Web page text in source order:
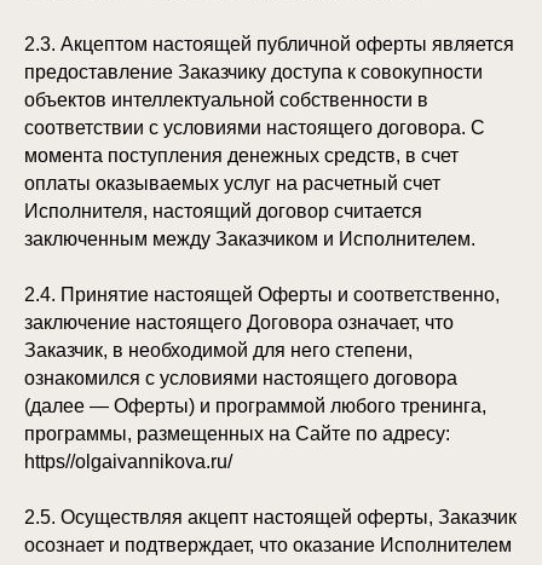
2.3. Акцептом настоящей публичной оферты является
предоставление Заказчику доступа к совокупности
объектов интеллектуальной собственности в
соответствии с условиями настоящего договора. С
момента поступления денежных средств, в счет
оплаты оказываемых услуг на расчетный счет
Исполнителя, настоящий договор считается
заключенным между Заказчиком и Исполнителем.
2.4. Принятие настоящей Оферты и соответственно,
заключение настоящего Договора означает, что
Заказчик, в необходимой для него степени,
ознакомился с условиями настоящего договора
(далее — Оферты) и программой любого тренинга,
программы, размещенных на Сайте по адресу:
https//olgaivannikova.ru/
2.5. Осуществляя акцепт настоящей оферты, Заказчик
осознает и подтверждает, что оказание Исполнителем